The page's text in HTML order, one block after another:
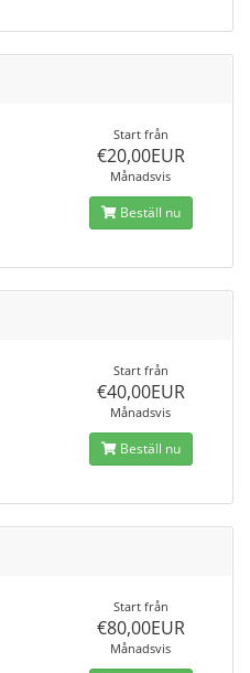
Start från
€20,00EUR
Månadsvis
Beställ nu
Start från
€40,00EUR
Månadsvis
Beställ nu
Start från
€80,00EUR
Månadsvis